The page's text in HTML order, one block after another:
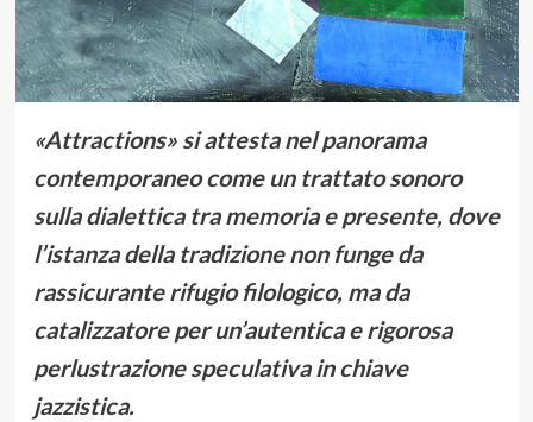
«Attractions» si attesta nel panorama
contemporaneo come un trattato sonoro
sulla dialettica tra memoria e presente, dove
l’istanza della tradizione non funge da
rassicurante rifugio filologico, ma da
catalizzatore per un’autentica e rigorosa
perlustrazione speculativa in chiave
jazzistica.